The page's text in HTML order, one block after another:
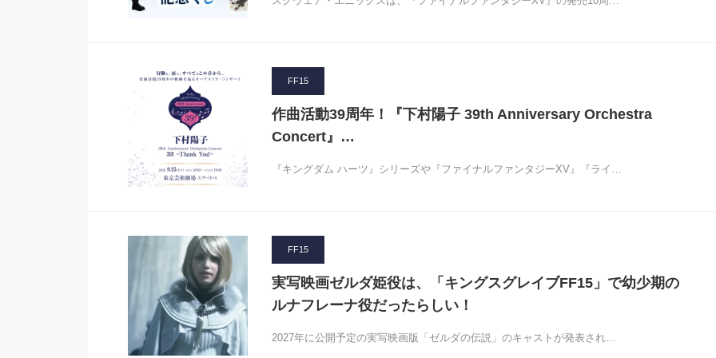
FF15
作曲活動39周年！『下村陽子 39th Anniversary Orchestra
Concert』…
『キングダム ハーツ』シリーズや『ファイナルファンタジーXV』『ライ…
FF15
実写映画ゼルダ姫役は、「キングスグレイブFF15」で幼少期の
ルナフレーナ役だったらしい！
2027年に公開予定の実写映画版「ゼルダの伝説」のキャストが発表され…